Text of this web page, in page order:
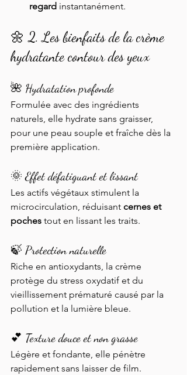
regard instantanément.
🌼 2. Les bienfaits de la crème
hydratante contour des yeux
🌺 Hydratation profonde
Formulée avec des ingrédients
naturels, elle hydrate sans graisser,
pour une peau souple et fraîche dès la
première application.
🌞 Effet défatiguant et lissant
Les actifs végétaux stimulent la
microcirculation, réduisant cernes et
poches tout en lissant les traits.
🍃 Protection naturelle
Riche en antioxydants, la crème
protège du stress oxydatif et du
vieillissement prématuré causé par la
pollution et la lumière bleue.
💕 Texture douce et non grasse
Légère et fondante, elle pénètre
rapidement sans laisser de film.